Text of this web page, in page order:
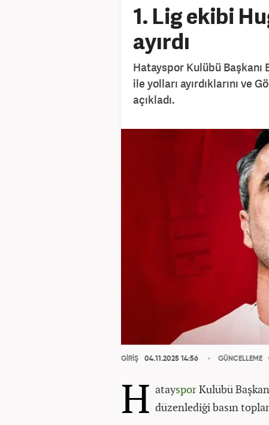
1. Lig ekibi
ayırdı
Hatayspor Kulübü
ile yolları ayırdıklarını ve
açıkladı.
GİRİŞ 04.11.2025 14:56 GÜNCELLEME
H ataysporKulübü
düzenlediği basın